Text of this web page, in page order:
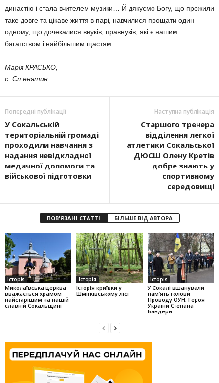
династію і стала вчителем музики… Й дякуємо Богу, що прожили
таке довге та цікаве життя в парі, навчилися прощати один
одному, що дочекалися внуків, правнуків, які є нашим
багатством і найбільшим щастям…
Марія КРАСЬКО,
с. Стенятин.
Попередні публікації
У Сокальській
територіальній громаді
проходили навчання з
надання невідкладної
медичної допомоги та
військової підготовки
Наступна публікація
Старшого тренера
відділення легкої
атлетики Сокальської
ДЮСШ Олену Кретів
добре знають у
спортивному
середовищі
ПОВ'ЯЗАНІ СТАТТІ БІЛЬШЕ ВІД АВТОРА
Історія
Миколаївська церква
вважається храмом
найстарішим на нашій
славній Сокальщині
Історія
Історія криївки у
Шмітківському лісі
Історія
У Сокалі вшанували
пам’ять голови
Проводу ОУН, Героя
України Степана
Бандери